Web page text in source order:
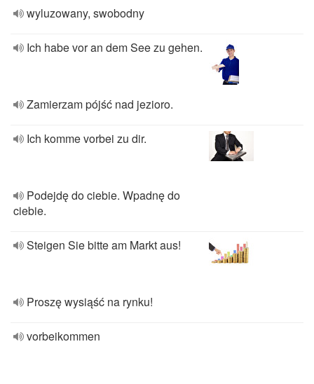
wyluzowany, swobodny
Ich habe vor an dem See zu gehen.
Zamierzam pójść nad jezioro.
Ich komme vorbei zu dir.
Podejdę do ciebie. Wpadnę do
ciebie.
Steigen Sie bitte am Markt aus!
Proszę wysiąść na rynku!
vorbeikommen